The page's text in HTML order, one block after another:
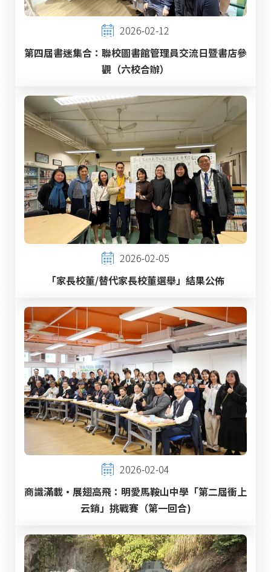
2026-02-12
第四屆書迷集合：聯校圖書館管理員交流日暨書店參
觀（六校合辦）
2026-02-05
「家長校董/替代家長校董選舉」結果公佈
2026-02-04
商識滿載‧展翅高飛：明愛馬鞍山中學「第二屆衝上
云銷」挑戰賽（第一回合)